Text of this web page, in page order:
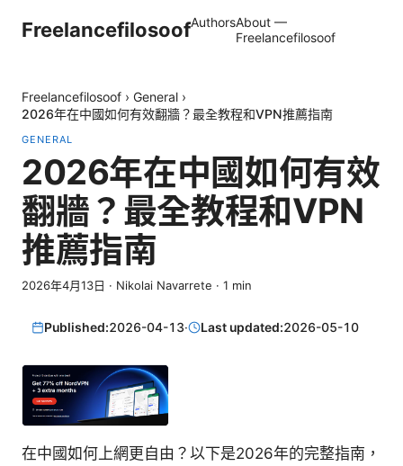
FreelancefilosoofAuthorsAbout —
Freelancefilosoof
Freelancefilosoof › General ›
2026年在中國如何有效翻牆？最全教程和VPN推薦指南
GENERAL
2026年在中國如何有效
翻牆？最全教程和VPN
推薦指南
2026年4月13日 · Nikolai Navarrete · 1 min
Published:2026-04-13· Last updated:2026-05-10
在中國如何上網更自由？以下是2026年的完整指南，